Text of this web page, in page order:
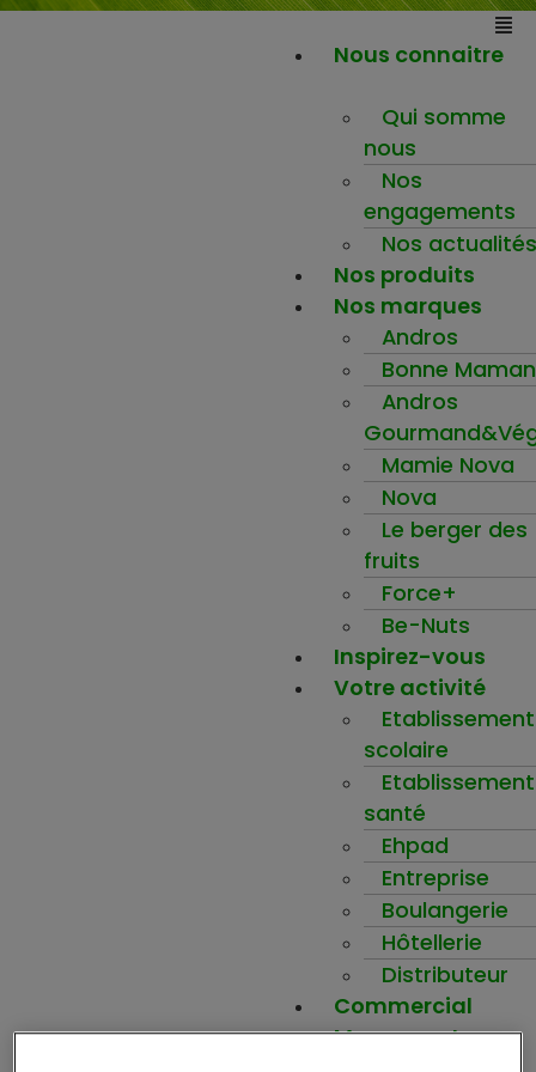
Nous connaitre
Qui somme
nous
Nos
engagements
Nos actualités
Nos produits
Nos marques
Andros
Bonne Maman
Andros
Mamie Nova
Nova
Le berger des
fruits
Force+
Be-Nuts
Inspirez-vous
Votre activité
Etablissement
scolaire
santé
Ehpad
Entreprise
Boulangerie
Hôtellerie
Distributeur
Commercial
Mon compte